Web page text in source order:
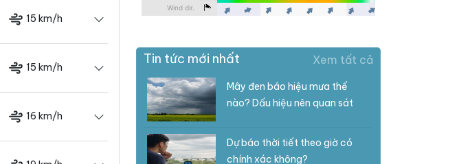
15 km/h
15 km/h
16 km/h
Tin tức mới nhất Xem tất cả
Mây đen báo hiệu mưa thế
nào? Dấu hiệu nên quan sát
Dự báo thời tiết theo giờ có
chính xác không?